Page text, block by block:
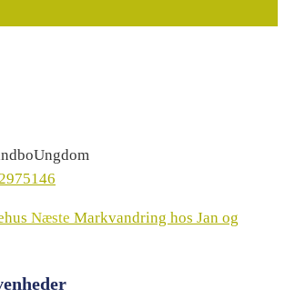
Næste Markvandring hos Jan og